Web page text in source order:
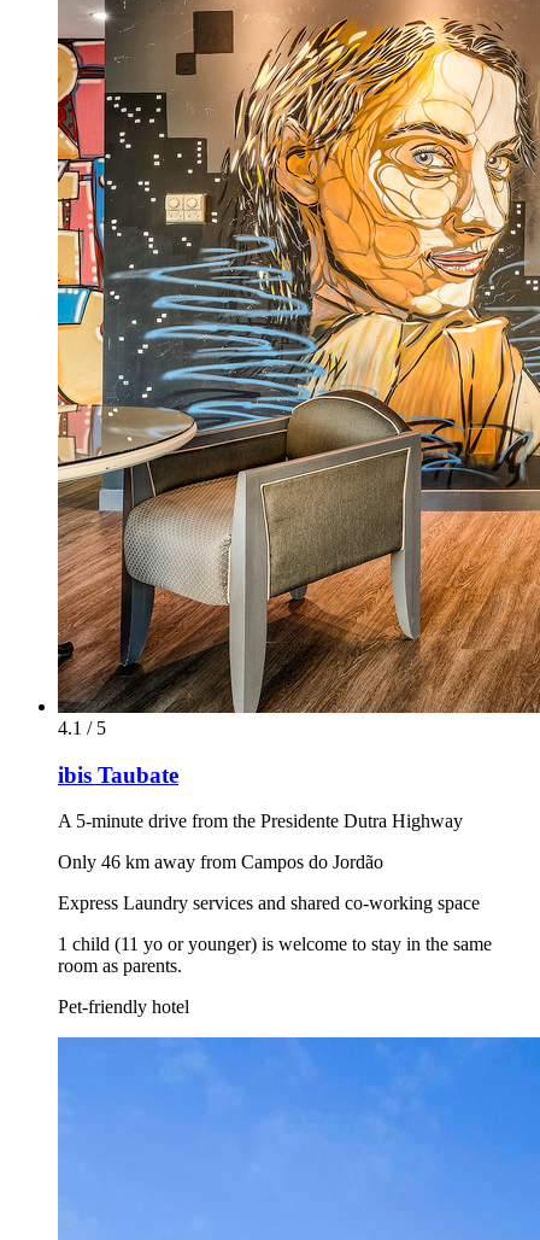
4.1 / 5
ibis Taubate
A 5-minute drive from the Presidente Dutra Highway
Only 46 km away from Campos do Jordão
Express Laundry services and shared co-working space
1 child (11 yo or younger) is welcome to stay in the same
room as parents.
Pet-friendly hotel